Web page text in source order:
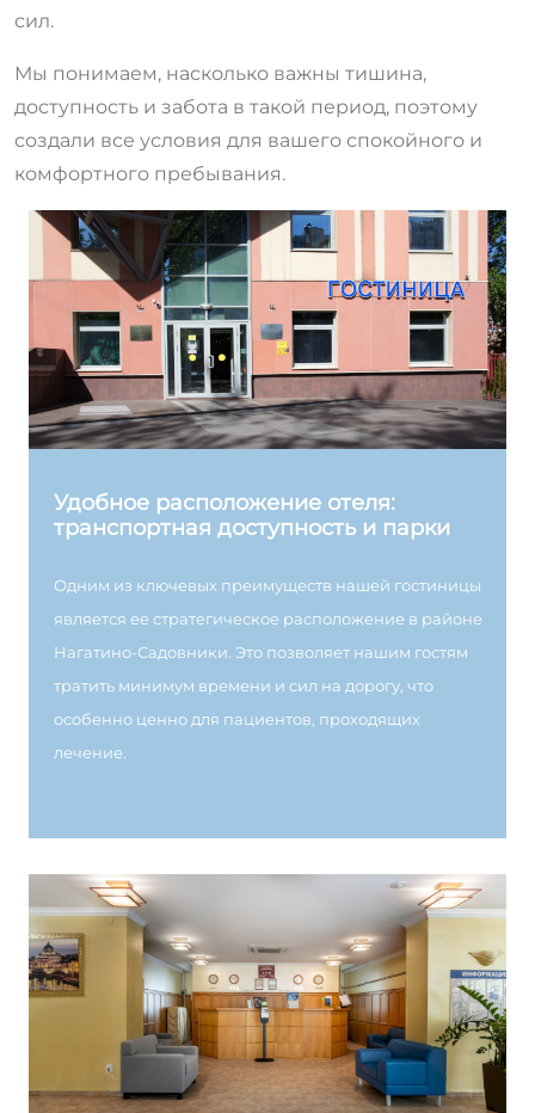
сил.
Мы понимаем, насколько важны тишина,
доступность и забота в такой период, поэтому
создали все условия для вашего спокойного и
комфортного пребывания.
Удобное расположение отеля:
транспортная доступность и парки
Одним из ключевых преимуществ нашей гостиницы
является ее стратегическое расположение в районе
Нагатино-Садовники. Это позволяет нашим гостям
тратить минимум времени и сил на дорогу, что
особенно ценно для пациентов, проходящих
лечение.